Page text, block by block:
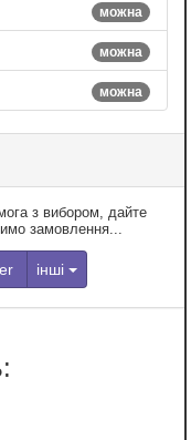
можна
можна
можна
з вибором, дайте
замовлення...
інші